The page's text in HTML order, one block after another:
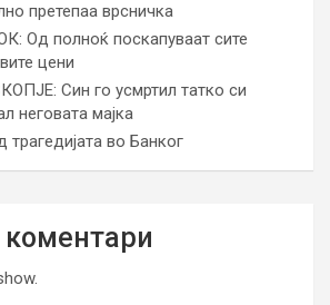
претепаа врсничка
Од полноќ поскапуваат сите
цени
Син го усмртил татко си
неговата мајка
во Банког